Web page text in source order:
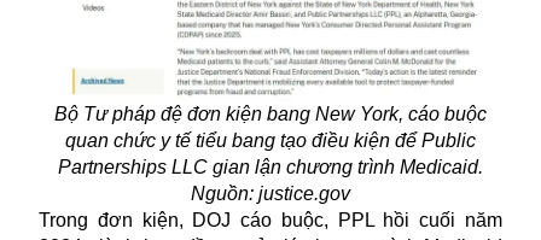
Bộ Tư pháp đệ đơn kiện bang New York, cáo buộc
quan chức y tế tiểu bang tạo điều kiện để Public
Partnerships LLC gian lận chương trình Medicaid.
Nguồn: justice.gov
Trong đơn kiện, DOJ cáo buộc, PPL hồi cuối năm